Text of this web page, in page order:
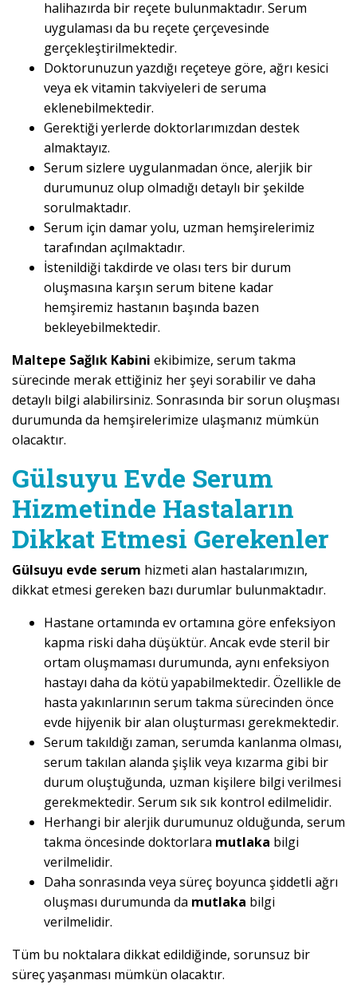
halihazırda bir reçete bulunmaktadır. Serum
uygulaması da bu reçete çerçevesinde
gerçekleştirilmektedir.
Doktorunuzun yazdığı reçeteye göre, ağrı kesici
veya ek vitamin takviyeleri de seruma
eklenebilmektedir.
Gerektiği yerlerde doktorlarımızdan destek
almaktayız.
Serum sizlere uygulanmadan önce, alerjik bir
durumunuz olup olmadığı detaylı bir şekilde
sorulmaktadır.
Serum için damar yolu, uzman hemşirelerimiz
tarafından açılmaktadır.
İstenildiği takdirde ve olası ters bir durum
oluşmasına karşın serum bitene kadar
hemşiremiz hastanın başında bazen
bekleyebilmektedir.
Maltepe Sağlık Kabini ekibimize, serum takma
sürecinde merak ettiğiniz her şeyi sorabilir ve daha
detaylı bilgi alabilirsiniz. Sonrasında bir sorun oluşması
durumunda da hemşirelerimize ulaşmanız mümkün
olacaktır.
Gülsuyu Evde Serum
Hizmetinde Hastaların
Dikkat Etmesi Gerekenler
Gülsuyu evde serum hizmeti alan hastalarımızın,
dikkat etmesi gereken bazı durumlar bulunmaktadır.
Hastane ortamında ev ortamına göre enfeksiyon
kapma riski daha düşüktür. Ancak evde steril bir
ortam oluşmaması durumunda, aynı enfeksiyon
hastayı daha da kötü yapabilmektedir. Özellikle de
hasta yakınlarının serum takma sürecinden önce
evde hijyenik bir alan oluşturması gerekmektedir.
Serum takıldığı zaman, serumda kanlanma olması,
serum takılan alanda şişlik veya kızarma gibi bir
durum oluştuğunda, uzman kişilere bilgi verilmesi
gerekmektedir. Serum sık sık kontrol edilmelidir.
Herhangi bir alerjik durumunuz olduğunda, serum
takma öncesinde doktorlara mutlaka bilgi
verilmelidir.
Daha sonrasında veya süreç boyunca şiddetli ağrı
oluşması durumunda da mutlaka bilgi
verilmelidir.
Tüm bu noktalara dikkat edildiğinde, sorunsuz bir
süreç yaşanması mümkün olacaktır.